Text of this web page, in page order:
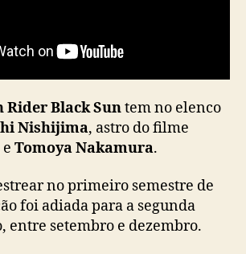
a
s
t
a
m
i
Rider Black Suntem no elenco
Nishijima, astro do filme
e Tomoya Nakamura.
no primeiro semestre de
foi adiada para a segunda
entre setembro e dezembro.